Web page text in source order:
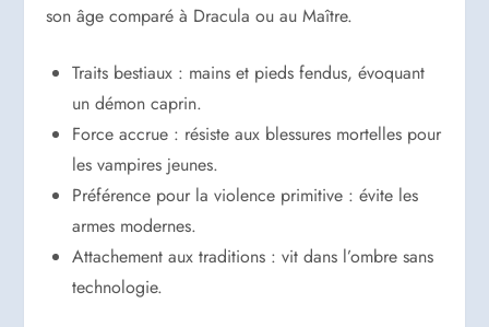
son âge comparé à Dracula ou au Maître.
Traits bestiaux : mains et pieds fendus, évoquant
un démon caprin.
Force accrue : résiste aux blessures mortelles pour
les vampires jeunes.
Préférence pour la violence primitive : évite les
armes modernes.
Attachement aux traditions : vit dans l’ombre sans
technologie.